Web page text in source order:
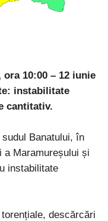
10:00 – 12 iunie
instabilitate
cantitativ.
Banatului, în
a Maramureșului și
instabilitate
descărcări